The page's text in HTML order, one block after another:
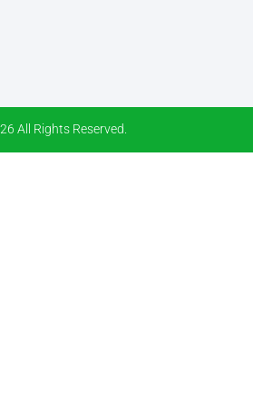
All Rights Reserved.